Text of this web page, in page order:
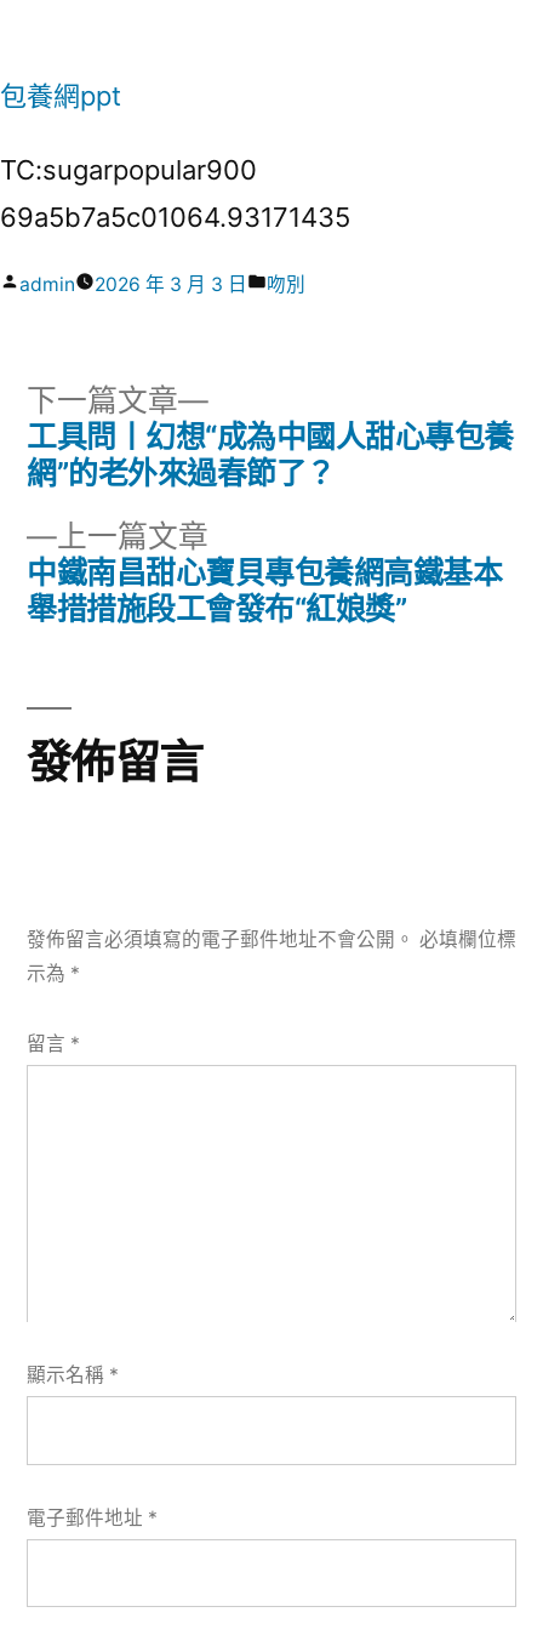
包養網ppt
TC:sugarpopular900
69a5b7a5c01064.93171435
作
admin 2026 年 3 月 3 日
分
吻別
文
導
覽
上一篇文章
一
篇
中鐵南昌甜心寶貝專包養網高鐵基本
舉措措施段工會發布“紅娘獎”
下一篇文章
下
一
篇
工具問丨幻想“成為中國人甜心專包養
網”的老外來過春節了？
發佈留言
發佈留言必須填寫的電子郵件地址不會公開。 必填欄位標
示為 *
留言 *
顯示名稱 *
電子郵件地址 *